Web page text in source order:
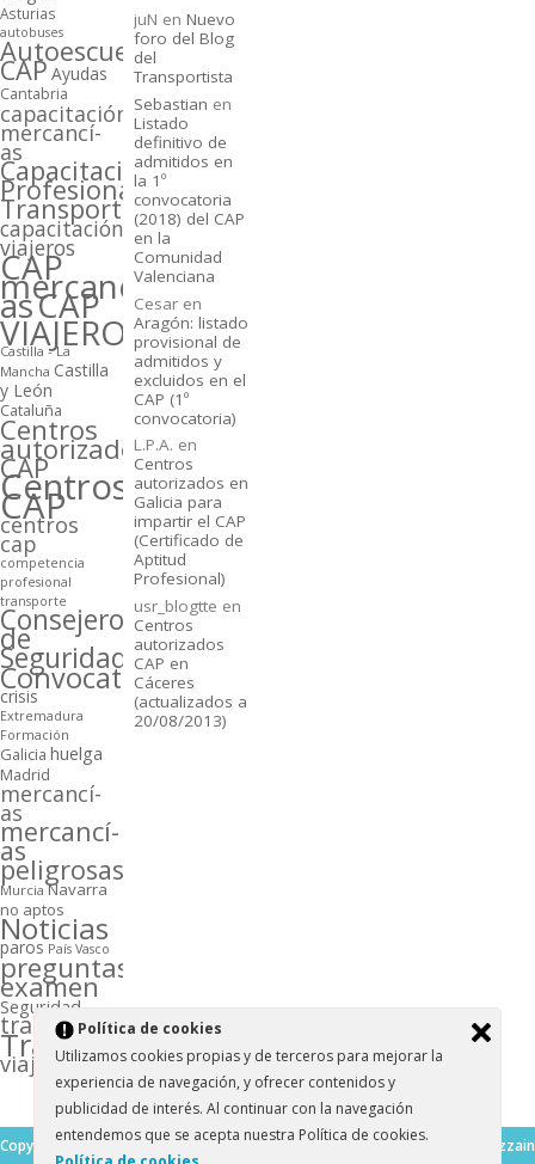
Asturias
autobuses
Autoescuelas
CAPAyudas
Cantabria
capacitación
mercancí­
as
Capacitación
Profesional
Transporte
capacitación
viajeros
CAP
mercancí­
asCAP
VIAJEROS
Castilla - La
Mancha Castilla
y León
Cataluña
Centros
autorizados
CAP
Centros
CAP
centros
cap
competencia
profesional
transporte
Consejeros
de
Seguridad
Convocatorias
crisis
Extremadura
Formación
Galicia huelga
Madrid
mercancí­
as
mercancí­
as
peligrosas
Murcia Navarra
no aptos
Noticias
paros Paí­s Vasco
preguntas
examen
Seguridad
transporte
Transportistas
viajeros
juN en Nuevo
foro del Blog
del
Transportista
Sebastian en
Listado
definitivo de
admitidos en
la 1º
convocatoria
(2018) del CAP
en la
Comunidad
Valenciana
Cesaren
Aragón: listado
provisional de
admitidos y
excluidos en el
CAP (1º
convocatoria)
L.P.A. en
Centros
autorizados en
Galicia para
impartir el CAP
(Certificado de
Aptitud
Profesional)
usr_blogtte en
Centros
autorizados
CAP en
Cáceres
(actualizados a
20/08/2013)
Copyright ©2026. Blog del
Mesocolumn Theme by Dezzain
Polí­tica de cookies
Utilizamos cookies propias y de terceros para mejorar la
experiencia de navegación, y ofrecer contenidos y
publicidad de interés. Al continuar con la navegación
entendemos que se acepta nuestra Polí­tica de cookies.